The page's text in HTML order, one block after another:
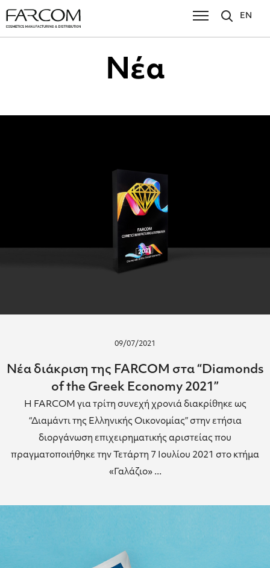
EN
Νέα
09/07/2021
Νέα διάκριση της FARCOM στα “Diamonds
of the Greek Economy 2021”
Η FARCOM για τρίτη συνεχή χρονιά διακρίθηκε ως
“Διαμάντι της Ελληνικής Οικονομίας” στην ετήσια
διοργάνωση επιχειρηματικής αριστείας που
πραγματοποιήθηκε την Τετάρτη 7 Ιουλίου 2021 στο κτήμα
«Γαλάζιο» ...